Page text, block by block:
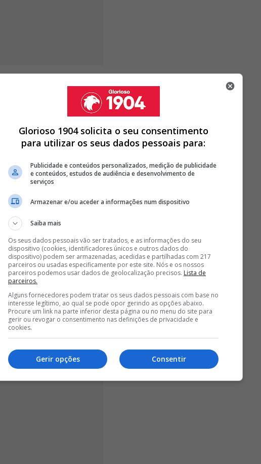
mais de 5 mil toneladas ficar encalhado na rampa
O desastre foi considerado um grave acidente e
Em declarações aos portais noticiosos
DO DESPEDIMENTO DE LAGE AO REGRESSO DE MOURINHO
KIMMEL APÓS COMENTÁRIOS EM DIRETO
ENTRE DOIS COMBOIOS NO ALGARVE
< >
e empirismo não científico", disse o
ainda considerou um erro "irresponsável" dos
e do orgulho próprio da nossa nação".Ainda
fatais.
Glorioso 1904 solicita o seu consentimento
para utilizar os seus dados pessoais para:
Publicidade e conteúdos personalizados, medição de publicidade
e conteúdos, estudos de audiência e desenvolvimento de
serviços
Armazenar e/ou aceder a informações num dispositivo
Saiba mais
Os seus dados pessoais vão ser tratados, e as informações do seu
dispositivo (cookies, identificadores únicos e outros dados do
dispositivo) podem ser armazenadas, acedidas e partilhadas com 217
parceiros ou usadas especificamente por este site. Nós e os nossos
parceiros podemos usar dados de geolocalização precisos. Lista de
parceiros.
Alguns fornecedores podem tratar os seus dados pessoais com base no
interesse legítimo, ao qual se pode opor gerindo as opções abaixo.
Procure um link na parte inferior desta página ou no menu do site para
gerir ou revogar o consentimento nas definições de privacidade e
cookies.
Consentir
Gerir opções